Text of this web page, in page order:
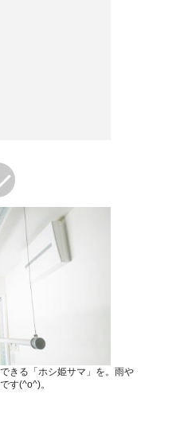
きる「ホシ姫サマ」を。雨や
す(^o^)。